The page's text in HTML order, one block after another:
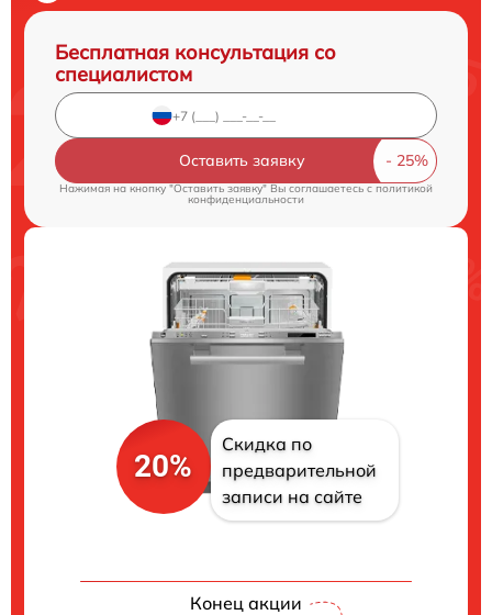
Бесплатная консультация со
специалистом
Оставить заявку
Нажимая на кнопку "Оставить заявку" Вы соглашаетесь cполитикой
конфиденциальности
20%
Скидка по
предварительной
записи на сайте
Конец акции